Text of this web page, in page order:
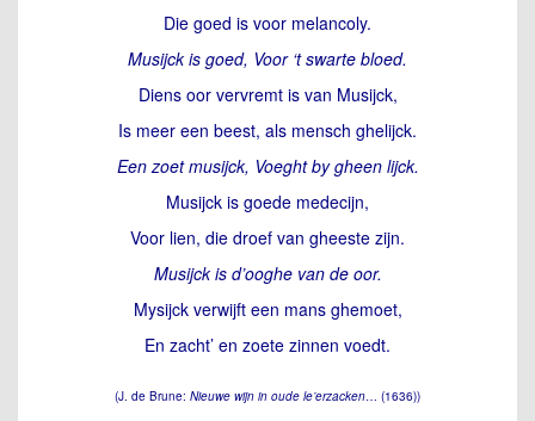
Die goed is voor melancoly.
Musijck is goed, Voor ‘t swarte bloed.
Diens oor vervremt is van Musijck,
Is meer een beest, als mensch ghelijck.
Een zoet musijck, Voeght by gheen lijck.
Musijck is goede medecijn,
Voor lien, die droef van gheeste zijn.
Musijck is d’ooghe van de oor.
Mysijck verwijft een mans ghemoet,
En zacht’ en zoete zinnen voedt.
(J. de Brune: Nieuwe wijn in oude le’erzacken … (1636))